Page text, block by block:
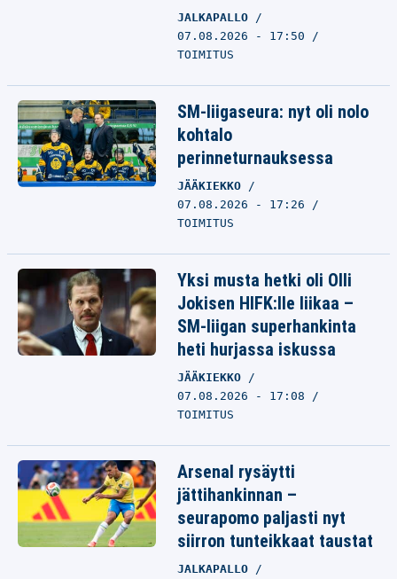
JALKAPALLO
07.08.2026 - 17:50
TOIMITUS
SM-liigaseura: nyt oli nolo
kohtalo
perinneturnauksessa
JÄÄKIEKKO
07.08.2026 - 17:26
TOIMITUS
Yksi musta hetki oli Olli
Jokisen HIFK:lle liikaa –
SM-liigan superhankinta
heti hurjassa iskussa
JÄÄKIEKKO
07.08.2026 - 17:08
TOIMITUS
Arsenal rysäytti
jättihankinnan –
seurapomo paljasti nyt
siirron tunteikkaat taustat
JALKAPALLO